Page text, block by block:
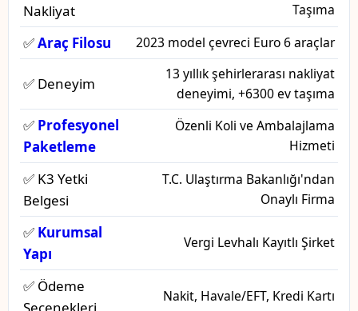
Nakliyat
Taşıma
✅Araç Filosu 2023 model çevreci Euro 6 araçlar
✅ Deneyim
13 yıllık şehirlerarası nakliyat
deneyimi, +6300 ev taşıma
✅ Profesyonel
Paketleme
Özenli Koli ve Ambalajlama
Hizmeti
✅ K3 Yetki
Belgesi
T.C. Ulaştırma Bakanlığı'ndan
Onaylı Firma
✅ Kurumsal
Yapı
Vergi Levhalı Kayıtlı Şirket
✅ Ödeme
Nakit, Havale/EFT, Kredi Kartı